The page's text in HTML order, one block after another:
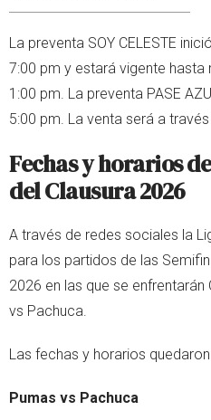
La preventa SOY CELESTE
7:00 pm y estará vigente
1:00 pm. La preventa PASE
5:00 pm. La venta será a
Fechas y horarios
del Clausura 2026
A través de redes sociales la
para los partidos de las
2026 en las que se enfrentarán
vs Pachuca.
Las fechas y horarios
Pumas vs Pachuca